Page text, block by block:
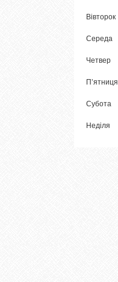
Вівторок
Середа
Четвер
Пʼятниця
Субота
Неділя